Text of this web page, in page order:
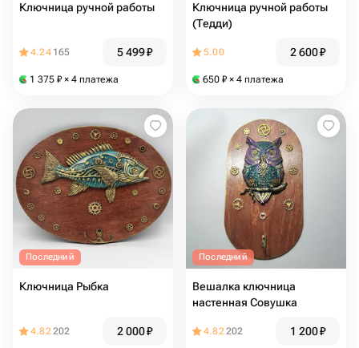
Ключница ручной работы
4.24 165 5 499₽
1 375 ₽ × 4 платежа
Ключница ручной работы
(Тедди)
5.00 2 600₽
650 ₽ × 4 платежа
Последний
Ключница Рыбка
4.82202 2 000₽
Последний
Вешалка ключница
настенная Совушка
4.82202 1 200₽